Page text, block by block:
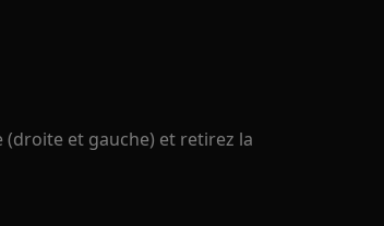
et gauche) et retirez la